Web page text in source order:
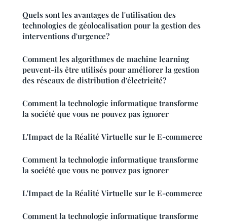
Quels sont les avantages de l'utilisation des
technologies de géolocalisation pour la gestion des
interventions d'urgence?
Comment les algorithmes de machine learning
peuvent-ils être utilisés pour améliorer la gestion
des réseaux de distribution d'électricité?
Comment la technologie informatique transforme
la société que vous ne pouvez pas ignorer
L'Impact de la Réalité Virtuelle sur le E-commerce
Comment la technologie informatique transforme
la société que vous ne pouvez pas ignorer
L'Impact de la Réalité Virtuelle sur le E-commerce
Comment la technologie informatique transforme